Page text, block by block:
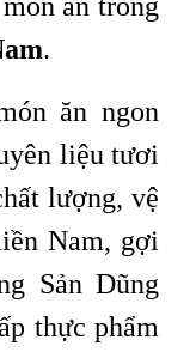
.
ăn ngon
liệu tươi
lượng, vệ
Nam, gợi
Sản Dũng
thực phẩm